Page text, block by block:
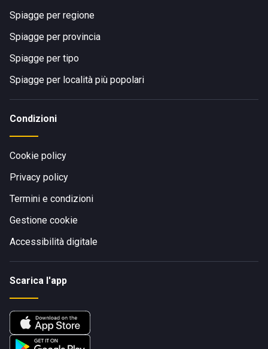
Spiagge per regione
Spiagge per provincia
Spiagge per tipo
Spiagge per località più popolari
Condizioni
Cookie policy
Privacy policy
Termini e condizioni
Gestione cookie
Accessibilità digitale
Scarica l'app